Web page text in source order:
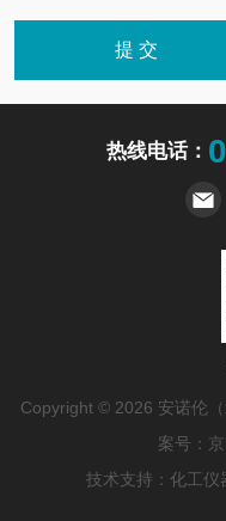
热线电话：
Copyright © 2026 安诺伦
案号：
技术支持： 化工仪